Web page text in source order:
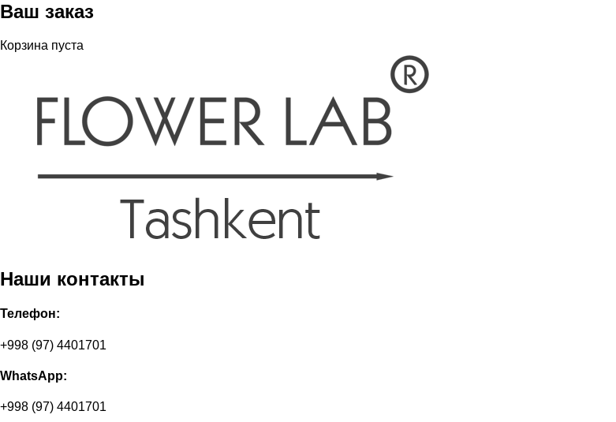
Ваш заказ
Корзина пуста
Наши контакты
Телефон:
+998 (97) 4401701
WhatsApp:
+998 (97) 4401701